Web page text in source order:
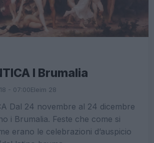
I Brumalia
- 07:00Eleim 28
Dal 24 novembre al 24 dicembre
i Brumalia. Feste che come si
erano le celebrazioni d’auspicio